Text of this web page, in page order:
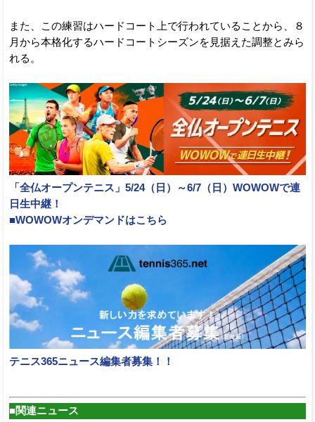
また、この練習はハードコート上で行われていることから、８
月から本格化するハードコートシーズンを見据えた調整とみら
れる。
「全仏オープンテニス」5/24（日）～6/7（日）WOWOWで連
日生中継！
■WOWOWオンデマンドはこちら
テニス365ニュース編集者募集！！
■関連ニュース